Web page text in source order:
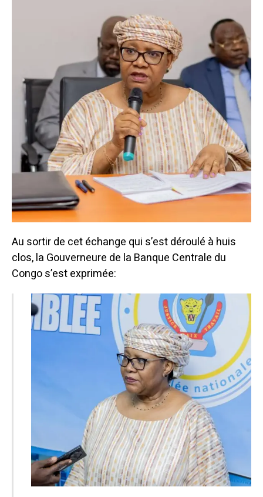
Au sortir de cet échange qui s’est déroulé à huis
clos, la Gouverneure de la Banque Centrale du
Congo s’est exprimée: